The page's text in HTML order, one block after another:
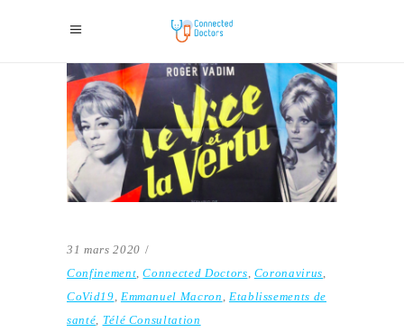
31 mars 2020
Confinement ,Connected Doctors Coronavirus
CoVid19 Emmanuel Macron
Etablissements de
santé Télé Consultation